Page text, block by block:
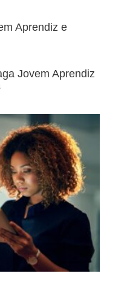
Aprendiz e
Jovem Aprendiz